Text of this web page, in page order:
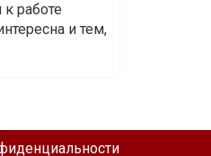
работе
и тем,